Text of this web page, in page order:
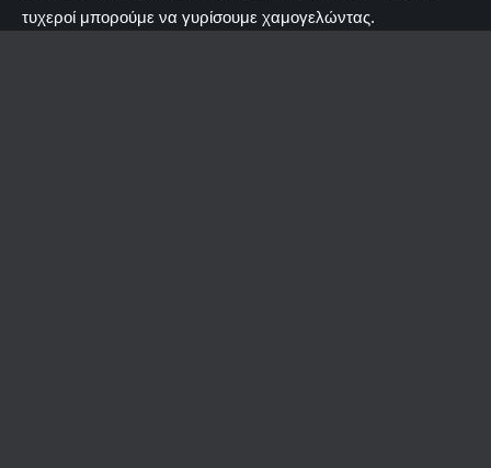
τυχεροί μπορούμε να γυρίσουμε χαμογελώντας.